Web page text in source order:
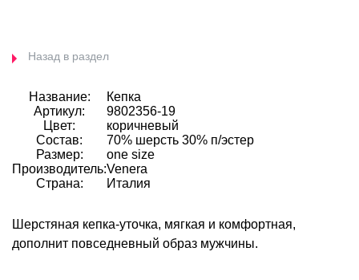
Назад в раздел
Название:
Кепка
Артикул:
9802356-19
Цвет:
коричневый
Состав:
70% шерсть 30% п/эстер
Размер:
one size
Производитель:Venera
Страна:
Италия
Шерстяная кепка-уточка, мягкая и комфортная,
дополнит повседневный образ мужчины.